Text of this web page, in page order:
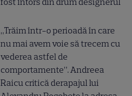
„Trăim într-o perioadă în care
nu mai avem voie să trecem cu
vederea astfel de
comportamente”. Andreea
Raicu critică derapajul lui